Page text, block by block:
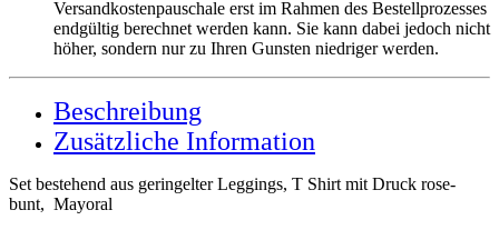
Versandkostenpauschale erst im Rahmen des Bestellprozesses
endgültig berechnet werden kann. Sie kann dabei jedoch nicht
höher, sondern nur zu Ihren Gunsten niedriger werden.
Beschreibung
Zusätzliche Information
Set bestehend aus geringelter Leggings, T Shirt mit Druck rose-
bunt, Mayoral